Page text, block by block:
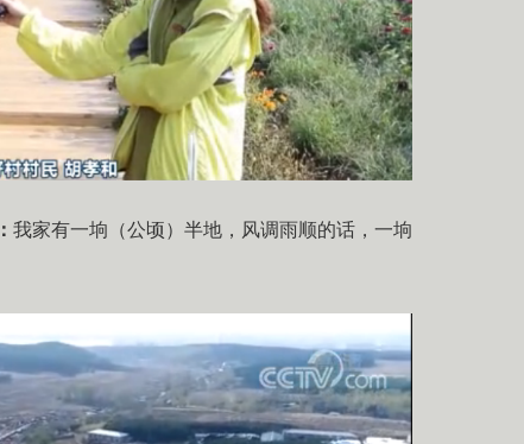
我家有一垧（公顷）半地，风调雨顺的话，一垧